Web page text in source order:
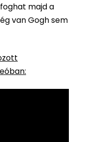
majd a
van Gogh sem